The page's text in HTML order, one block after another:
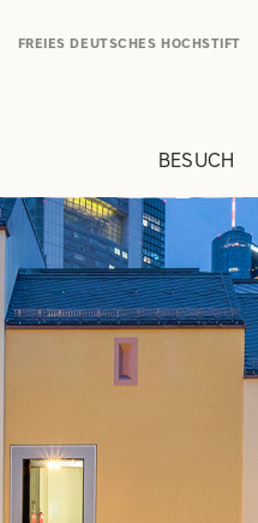
BESUCH
FREIES DEUTSCHES HOCHSTIFT